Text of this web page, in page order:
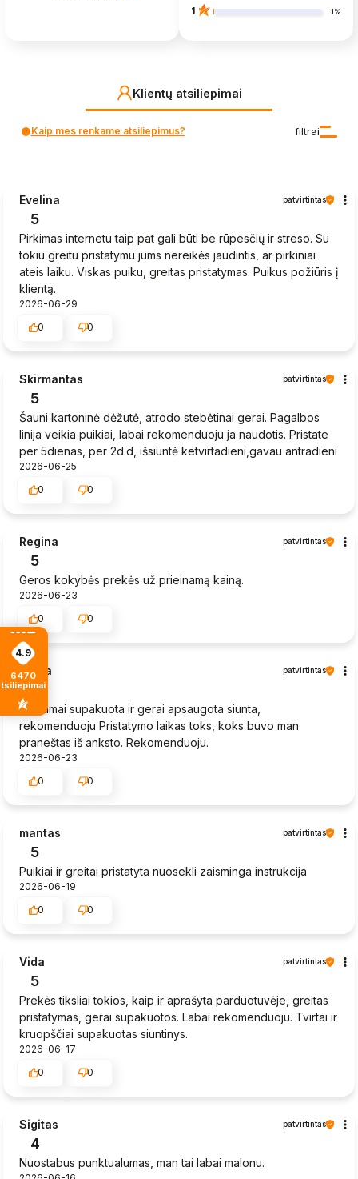
1 1%
Klientų atsiliepimai
filtrai
Kaip mes renkame atsiliepimus?
Evelina patvirtintas
5
Pirkimas internetu taip pat gali būti be rūpesčių ir streso. Su
tokiu greitu pristatymu jums nereikės jaudintis, ar pirkiniai
ateis laiku. Viskas puiku, greitas pristatymas. Puikus požiūris į
klientą.
2026-06-29
0
0
Skirmantas patvirtintas
5
Šauni kartoninė dėžutė, atrodo stebėtinai gerai. Pagalbos
linija veikia puikiai, labai rekomenduoju ja naudotis. Pristate
per 5dienas, per 2d.d, išsiuntė ketvirtadieni,gavau antradieni
2026-06-25
0
0
Regina patvirtintas
5
Geros kokybės prekės už prieinamą kainą.
2026-06-23
0
0
Laura patvirtintas
4
Tinkamai supakuota ir gerai apsaugota siunta,
rekomenduoju Pristatymo laikas toks, koks buvo man
praneštas iš anksto. Rekomenduoju.
2026-06-23
0
0
mantas patvirtintas
5
Puikiai ir greitai pristatyta nuosekli zaisminga instrukcija
2026-06-19
0
0
Vida patvirtintas
5
Prekės tiksliai tokios, kaip ir aprašyta parduotuvėje, greitas
pristatymas, gerai supakuotos. Labai rekomenduoju. Tvirtai ir
kruopščiai supakuotas siuntinys.
2026-06-17
0
0
Sigitas patvirtintas
4
Nuostabus punktualumas, man tai labai malonu.
4.9
6470